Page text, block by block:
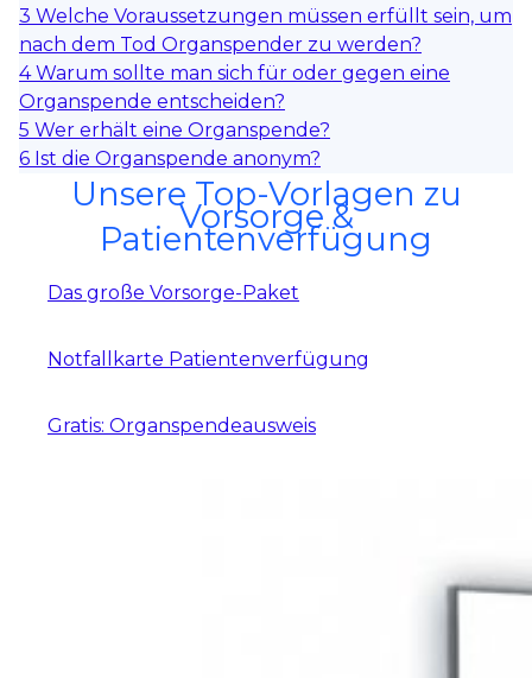
3 Welche Voraussetzungen müssen erfüllt sein, um
nach dem Tod Organspender zu werden?
4 Warum sollte man sich für oder gegen eine
Organspende entscheiden?
5 Wer erhält eine Organspende?
6 Ist die Organspende anonym?
Unsere Top-Vorlagen zu
Vorsorge &
Patientenverfügung
Das große Vorsorge-Paket
Notfallkarte Patientenverfügung
Gratis: Organspendeausweis